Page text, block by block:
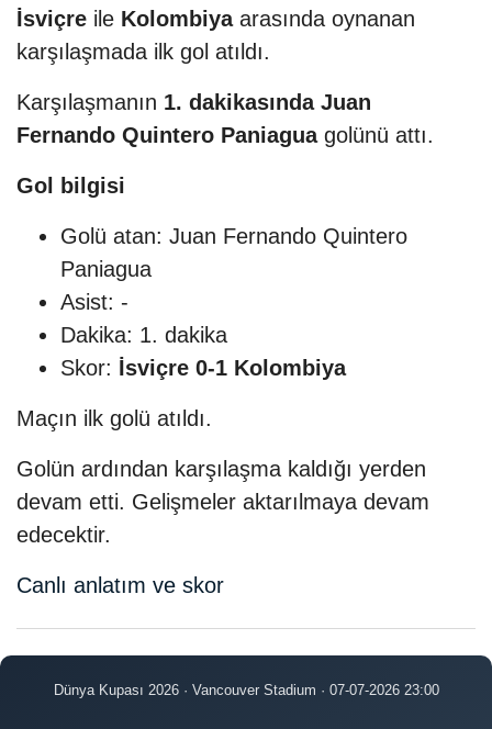
İsviçre ile Kolombiyaarasında oynanan
karşılaşmada ilk gol atıldı.
Karşılaşmanın 1. dakikasında Juan
Fernando Quintero Paniaguagolünü attı.
Gol bilgisi
Golü atan: Juan Fernando Quintero
Paniagua
Asist: -
Dakika: 1. dakika
Skor: İsviçre 0-1 Kolombiya
Maçın ilk golü atıldı.
Golün ardından karşılaşma kaldığı yerden
devam etti. Gelişmeler aktarılmaya devam
edecektir.
Canlı anlatım ve skor
Dünya Kupası 2026 · Vancouver Stadium · 07-07-2026 23:00